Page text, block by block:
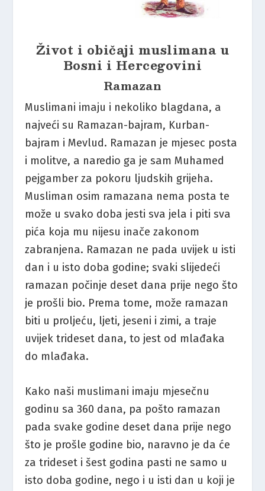
Život i običaji muslimana u
Bosni i Hercegovini
Ramazan
Muslimani imaju i nekoliko blagdana, a
najveći su Ramazan-bajram, Kurban-
bajram i Mevlud. Ramazan je mjesec posta
i molitve, a naredio ga je sam Muhamed
pejgamber za pokoru ljudskih grijeha.
Musliman osim ramazana nema posta te
može u svako doba jesti sva jela i piti sva
pića koja mu nijesu inače zakonom
zabranjena. Ramazan ne pada uvijek u isti
dan i u isto doba godine; svaki slijedeći
ramazan počinje deset dana prije nego što
je prošli bio. Prema tome, može ramazan
biti u proljeću, ljeti, jeseni i zimi, a traje
uvijek trideset dana, to jest od mlađaka
do mlađaka.
Kako naši muslimani imaju mjesečnu
godinu sa 360 dana, pa pošto ramazan
pada svake godine deset dana prije nego
što je prošle godine bio, naravno je da će
za trideset i šest godina pasti ne samo u
isto doba godine, nego i u isti dan u koji je